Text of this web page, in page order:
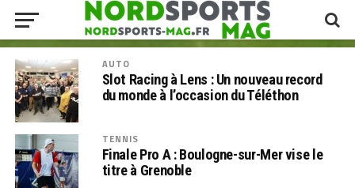
AUTO
Slot Racing à Lens : Un nouveau record
du monde à l’occasion du Téléthon
TENNIS
Finale Pro A : Boulogne-sur-Mer vise le
titre à Grenoble